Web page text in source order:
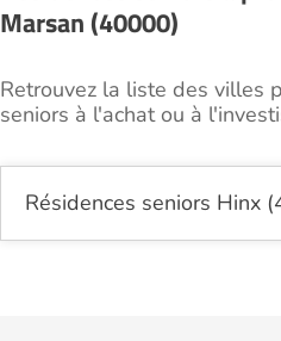
Marsan (40000)
Retrouvez la liste des villes
seniors à l'achat ou à
Résidences seniors Hinx